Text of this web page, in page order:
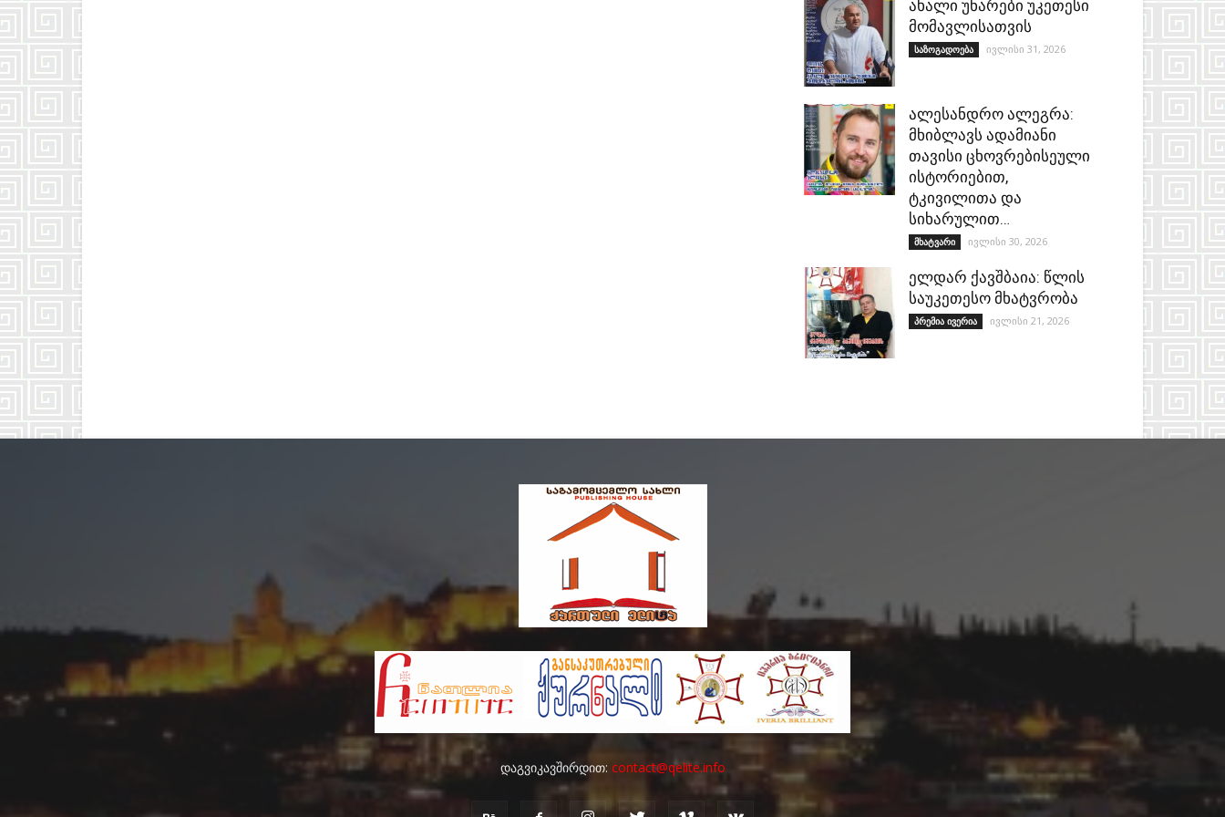
ახალი უნარები უკეთესი
მომავლისათვის
საზოგადოება ივლისი 31, 2026
ალესანდრო ალეგრა:
მხიბლავს ადამიანი
თავისი ცხოვრებისეული
ისტორიებით,
ტკივილითა და
სიხარულით…
მხატვარი ივლისი 30, 2026
ელდარ ქავშბაია: წლის
საუკეთესო მხატვრობა
პრემია ივერია ივლისი 21, 2026
დაგვიკავშირდით: contact@qelite.info